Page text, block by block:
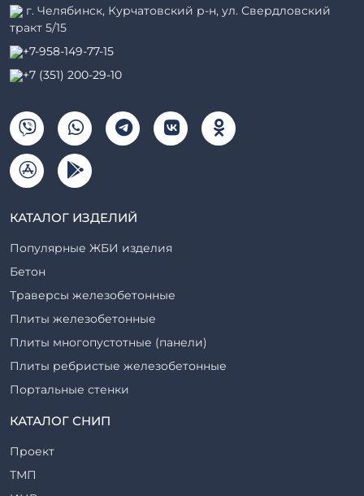
г. Челябинск, Курчатовский р-н, ул. Свердловский
тракт 5/15
+7-958-149-77-15
+7 (351) 200-29-10
КАТАЛОГ ИЗДЕЛИЙ
Популярные ЖБИ изделия
Бетон
Траверсы железобетонные
Плиты железобетонные
Плиты многопустотные (панели)
Плиты ребристые железобетонные
Портальные стенки
Прогоны железобетонные
Ригели железобетонные
Сваи железобетонные
КАТАЛОГ СНИП
Проект
ТМП